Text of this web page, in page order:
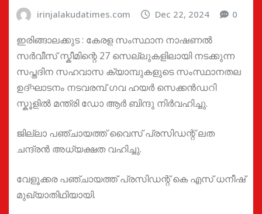
irinjalakudatimes.com Dec 22, 2024 0
ഇരിങ്ങാലക്കുട : കേരള സംസ്ഥാന നാഷണൽ
സർവീസ് സ്കീമിന്റെ 27 സെല്ലുകളിലായി നടക്കുന്ന
സപ്തദിന സഹവാസ ക്യാമ്പുകളുടെ സംസ്ഥാനതല
ഉദ്ഘാടനം നടവരമ്പ് ഗവ ഹയർ സെക്കൻഡറി
സ്കൂളിൽ മന്ത്രി ഡോ ആർ ബിന്ദു നിർവഹിച്ചു.
ജില്ലാ പഞ്ചായത്ത് വൈസ് പ്രസിഡന്റ് ലത
ചന്ദ്രൻ അധ്യക്ഷത വഹിച്ചു.
വേളൂക്കര പഞ്ചായത്ത് പ്രസിഡന്റ് കെ എസ് ധനീഷ്
മുഖ്യാതിഥിയായി.